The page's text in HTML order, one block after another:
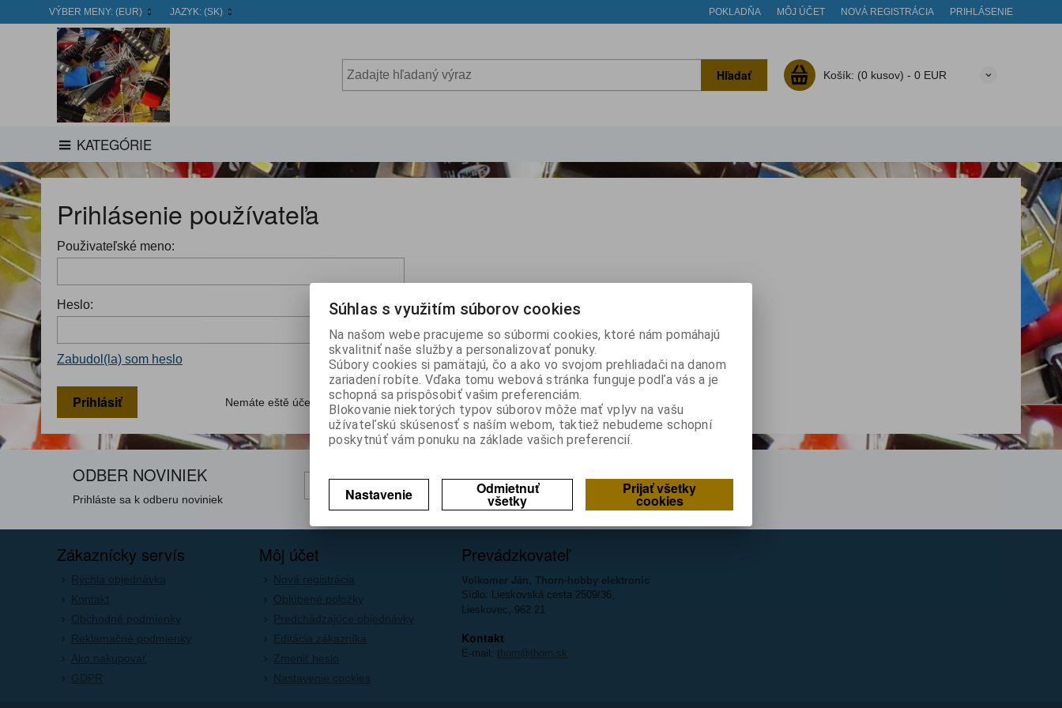
VÝBER MENY: (EUR) JAZYK: (SK) POKLADŇA MÔJ ÚČET NOVÁ REGISTRÁCIA PRIHLÁSENIE
Hľadať Košík: (0 kusov) - 0 EUR
KATEGÓRIE
Prihlásenie používateľa
Použivateľské meno:
Heslo:
Zabudol(la) som heslo
Prihlásiť Nemáte eště účet? Nová registrácia
ODBER NOVINIEK
Prihláste sa k odberu noviniek
Registrovať Z nášho blogu
Zákaznícky servís
Rýchla objednávka
Kontakt
Obchodné podmienky
Reklamačné podmienky
Ako nakupovať
GDPR
Môj účet
Nová registrácia
Oblúbené položky
Predchádzajúce objednávky
Editácia zákazníka
Zmeniť heslo
Nastavenie cookies
Prevádzkovateľ
Volkomer Ján, Thorn-hobby elektronic
Sídlo: Lieskovská cesta 2509/36,
Lieskovec, 962 21
Kontakt
E-mail: thorn@thorn.sk
Súhlas s využitím súborov cookies
Na našom webe pracujeme so súbormi cookies, ktoré nám pomáhajú
skvalitniť naše služby a personalizovať ponuky.
Súbory cookies si pamätajú, čo a ako vo svojom prehliadači na danom
zariadení robíte. Vďaka tomu webová stránka funguje podľa vás a je
schopná sa prispôsobiť vašim preferenciám.
Blokovanie niektorých typov súborov môže mať vplyv na vašu
užívateľskú skúsenosť s naším webom, taktiež nebudeme schopní
poskytnúť vám ponuku na základe vašich preferencií.
Nastavenie Odmietnuť
všetky
Prijať všetky
cookies